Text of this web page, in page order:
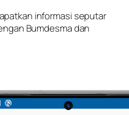
informasi seputar
Bumdesma dan